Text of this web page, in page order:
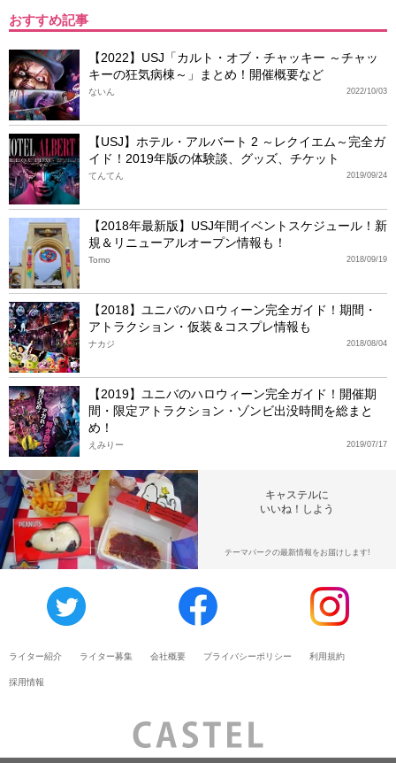
おすすめ記事
【2022】USJ「カルト・オブ・チャッキー ～チャッ
キーの狂気病棟～」まとめ！開催概要など
2022/10/03
ないん
【USJ】ホテル・アルバート 2 ～レクイエム～完全ガ
イド！2019年版の体験談、グッズ、チケット
2019/09/24
てんてん
【2018年最新版】USJ年間イベントスケジュール！新
規＆リニューアルオープン情報も！
2018/09/19
Tomo
【2018】ユニバのハロウィーン完全ガイド！期間・
アトラクション・仮装＆コスプレ情報も
2018/08/04
ナカジ
【2019】ユニバのハロウィーン完全ガイド！開催期
間・限定アトラクション・ゾンビ出没時間を総まと
め！
2019/07/17
えみりー
キャステルに
いいね！しよう
テーマパークの最新情報をお届けします!
ライター紹介 ライター募集 会社概要 プライバシーポリシー 利用規約
採用情報